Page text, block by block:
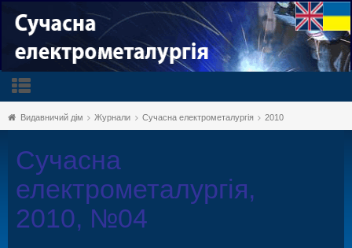
Видавничий дім Журнали Сучасна електрометалургія 2010
Сучасна
електрометалургія,
2010, №04